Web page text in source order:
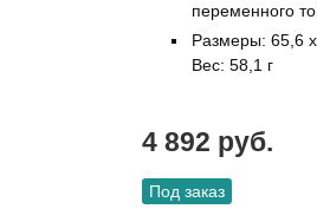
переменного
Размеры: 65,6
Вес: 58,1 г
4 892 руб.
Под заказ